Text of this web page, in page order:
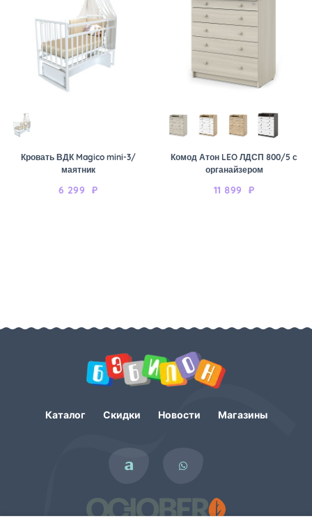
Кровать ВДК Magico mini-3/
маятник
6 299 ₽
Комод Атон LEO ЛДСП 800/5 с
органайзером
11 899 ₽
Каталог Скидки Новости Магазины